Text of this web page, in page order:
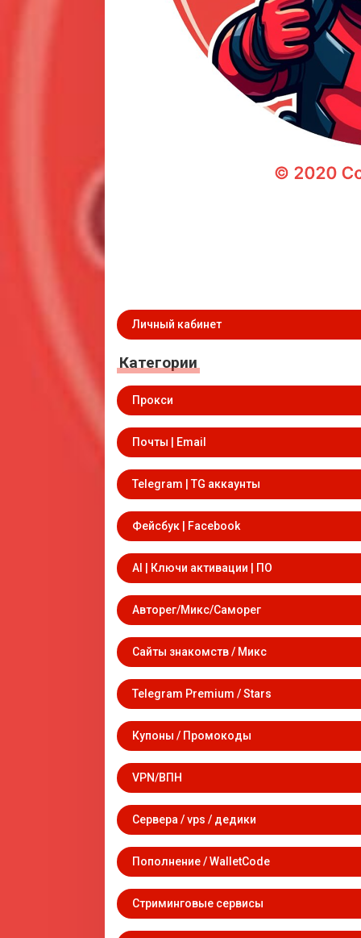
Личный кабинет
Категории
Прокси
Почты | Email
Telegram | TG аккаунты
Фейсбук | Facebook
AI | Ключи активации | ПО
Авторег/Микс/Саморег
Сайты знакомств / Микс
Telegram Premium / Stars
Купоны / Промокоды
VPN/ВПН
Сервера / vps / дедики
Пополнение / WalletCode
Стриминговые сервисы